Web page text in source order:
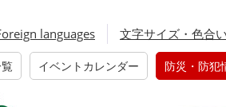
languages 文字サイズ・色合
イベントカレンダー 防災・防犯